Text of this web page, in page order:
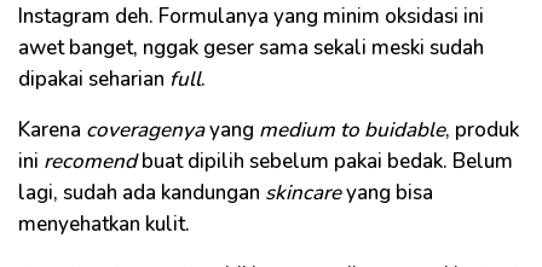
Instagram deh. Formulanya yang minim oksidasi ini
awet banget, nggak geser sama sekali meski sudah
dipakai seharian full.
Karena coveragenyayang medium to buidable, produk
ini recomendbuat dipilih sebelum pakai bedak. Belum
lagi, sudah ada kandungan skincareyang bisa
menyehatkan kulit.